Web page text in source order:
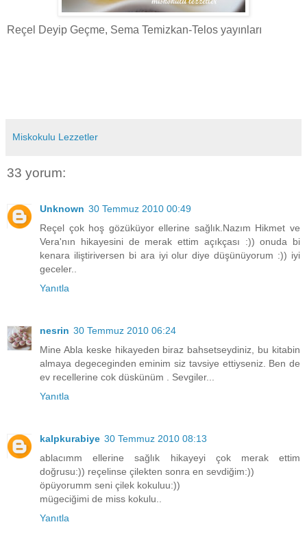
Reçel Deyip Geçme, Sema Temizkan-Telos yayınları
Miskokulu Lezzetler
33 yorum:
Unknown 30 Temmuz 2010 00:49
Reçel çok hoş gözüküyor ellerine sağlık.Nazım Hikmet ve
Vera'nın hikayesini de merak ettim açıkçası :)) onuda bi
kenara iliştiriversen bi ara iyi olur diye düşünüyorum :)) iyi
geceler..
Yanıtla
nesrin 30 Temmuz 2010 06:24
Mine Abla keske hikayeden biraz bahsetseydiniz, bu kitabin
almaya degeceginden eminim siz tavsiye ettiyseniz. Ben de
ev recellerine cok düskünüm . Sevgiler...
Yanıtla
kalpkurabiye 30 Temmuz 2010 08:13
ablacımm ellerine sağlık hikayeyi çok merak ettim
doğrusu:)) reçelinse çilekten sonra en sevdiğim:))
öpüyorumm seni çilek kokuluu:))
mügeciğimi de miss kokulu..
Yanıtla